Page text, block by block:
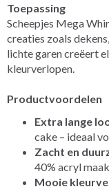
Toepassing
Scheepjes Mega
creaties zoals
lichte garen creëert
kleurverlopen.
Productvoordelen
Extra lange
cake – ideaal
Zacht en
40% acryl
Mooie